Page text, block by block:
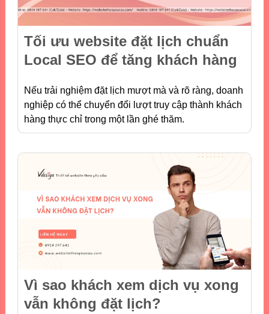
Tối ưu website đặt lịch chuẩn
Local SEO để tăng khách hàng
Nếu trải nghiệm đặt lịch mượt mà và rõ ràng, doanh
nghiệp có thể chuyển đổi lượt truy cập thành khách
hàng thực chỉ trong một lần ghé thăm.
Vì sao khách xem dịch vụ xong
vẫn không đặt lịch?